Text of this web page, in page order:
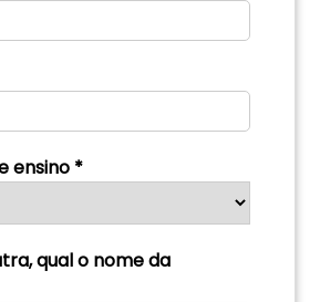
ensino *
qual o nome da